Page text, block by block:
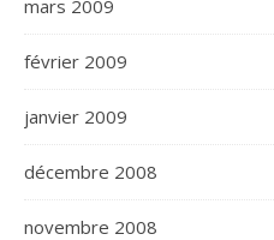
mars 2009
février 2009
janvier 2009
décembre 2008
novembre 2008